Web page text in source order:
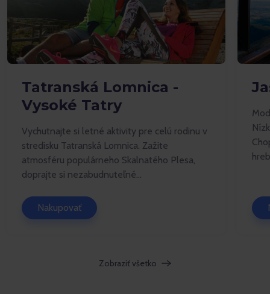
Tatranská Lomnica -
Vysoké Tatry
Vychutnajte si letné aktivity pre celú rodinu v
stredisku Tatranská Lomnica. Zažite
atmosféru populárneho Skalnatého Plesa,
doprajte si nezabudnuteľné...
Nakupovať
Zobraziť všetko